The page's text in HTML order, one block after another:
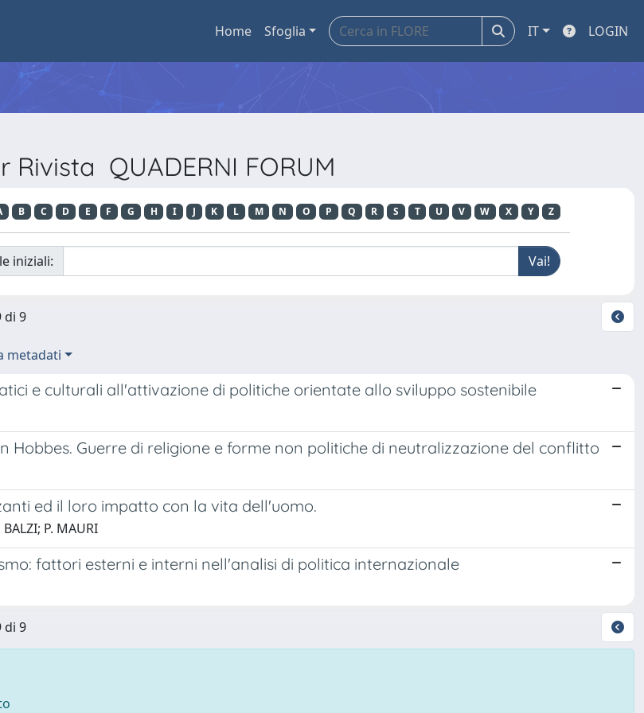
Home Sfoglia IT LOGIN
Rivista QUADERNI FORUM
B C D E F G H I J K L M N O P Q R S T U V W X Y Z
iniziali:
di 9
metadati
e culturali all'attivazione di politiche orientate allo sviluppo sostenibile
Hobbes. Guerre di religione e forme non politiche di neutralizzazione del conflitto
ed il loro impatto con la vita dell'uomo.
P. MAURI
fattori esterni e interni nell'analisi di politica internazionale
di 9